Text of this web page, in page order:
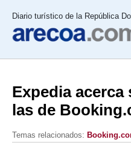
Diario turístico de la República
Expedia
las de
Temas relacionados: